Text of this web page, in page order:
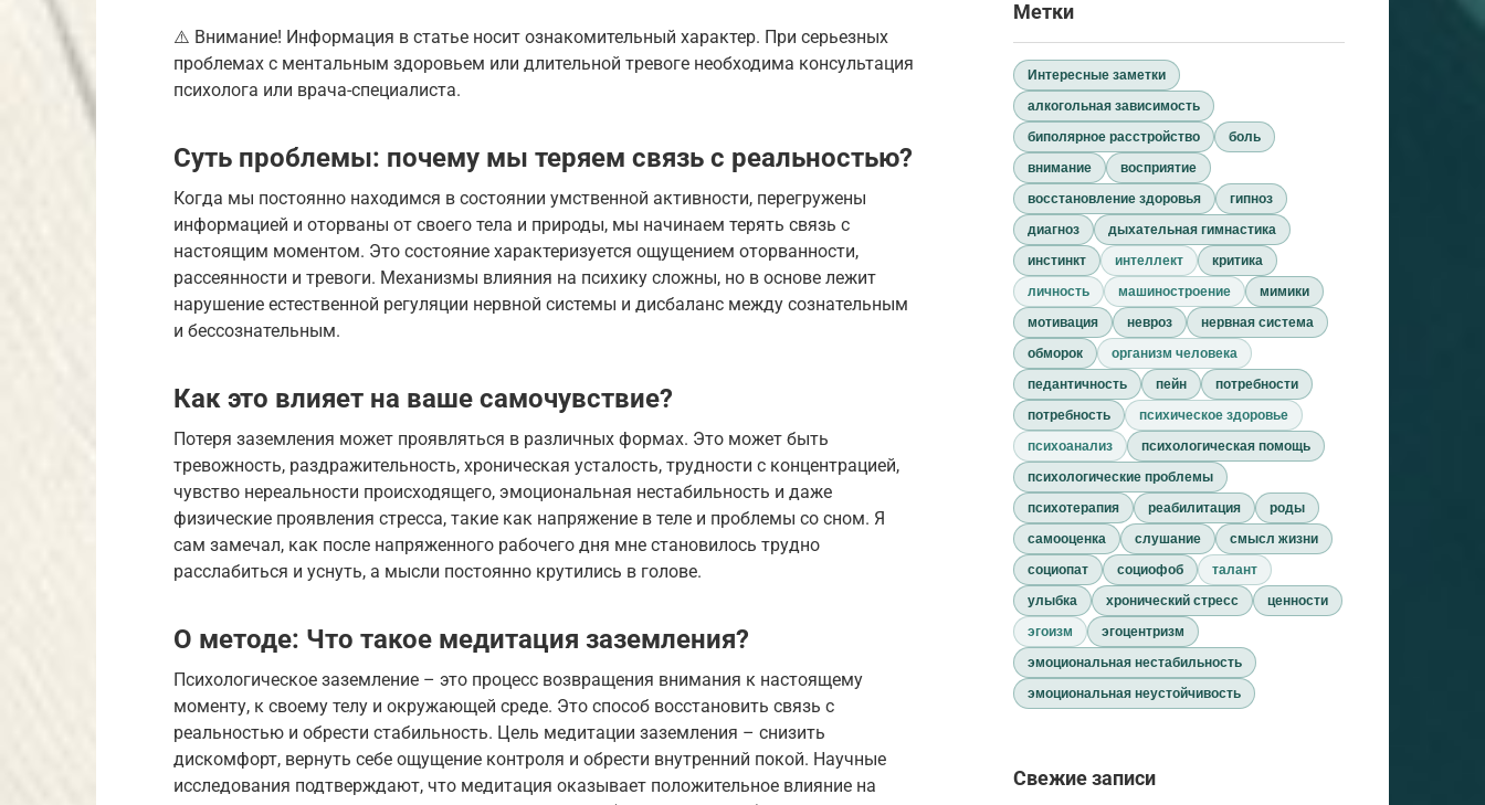
⚠️ Внимание! Информация в статье носит ознакомительный характер. При серьезных
проблемах с ментальным здоровьем или длительной тревоге необходима консультация
психолога или врача-специалиста.
Суть проблемы: почему мы теряем связь с реальностью?
Когда мы постоянно находимся в состоянии умственной активности, перегружены
информацией и оторваны от своего тела и природы, мы начинаем терять связь с
настоящим моментом. Это состояние характеризуется ощущением оторванности,
рассеянности и тревоги. Механизмы влияния на психику сложны, но в основе лежит
нарушение естественной регуляции нервной системы и дисбаланс между сознательным
и бессознательным.
Как это влияет на ваше самочувствие?
Потеря заземления может проявляться в различных формах. Это может быть
тревожность, раздражительность, хроническая усталость, трудности с концентрацией,
чувство нереальности происходящего, эмоциональная нестабильность и даже
физические проявления стресса, такие как напряжение в теле и проблемы со сном. Я
сам замечал, как после напряженного рабочего дня мне становилось трудно
расслабиться и уснуть, а мысли постоянно крутились в голове.
О методе: Что такое медитация заземления?
Психологическое заземление – это процесс возвращения внимания к настоящему
моменту, к своему телу и окружающей среде. Это способ восстановить связь с
реальностью и обрести стабильность. Цель медитации заземления – снизить
дискомфорт, вернуть себе ощущение контроля и обрести внутренний покой. Научные
исследования подтверждают, что медитация оказывает положительное влияние на
Метки
Интересные заметки
алкогольная зависимость
биполярное расстройство
боль
внимание
восприятие
восстановление здоровья
гипноз
диагноз
дыхательная гимнастика
инстинкт
интеллект
критика
личность
машиностроение
мимики
мотивация
невроз
нервная система
обморок
организм человека
педантичность
пейн
потребности
потребность
психическое здоровье
психоанализ
психологическая помощь
психологические проблемы
психотерапия
реабилитация
роды
самооценка
слушание
смысл жизни
социопат
социофоб
талант
улыбка
хронический стресс
ценности
эгоизм
эгоцентризм
эмоциональная нестабильность
эмоциональная неустойчивость
Свежие записи